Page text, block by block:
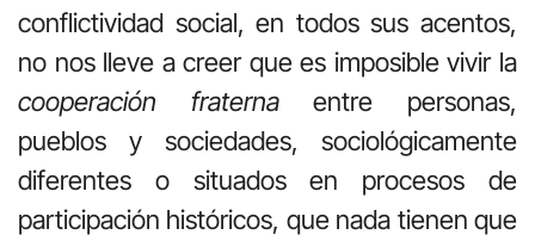
conflictividad social, en todos sus acentos,
no nos lleve a creer que es imposible vivir la
cooperación fraternaentre personas,
pueblos y sociedades, sociológicamente
diferentes o situados en procesos de
participación históricos, que nada tienen que